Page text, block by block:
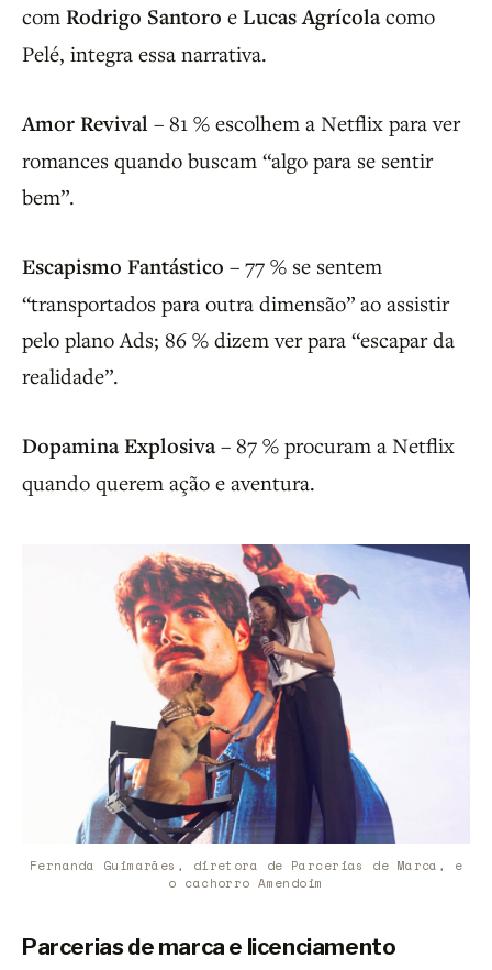
com Rodrigo Santoro e Lucas Agrícolacomo
Pelé, integra essa narrativa.
Amor Revival – 81 % escolhem a Netflix para ver
romances quando buscam “algo para se sentir
bem”.
Escapismo Fantástico – 77 % se sentem
“transportados para outra dimensão” ao assistir
pelo plano Ads; 86 % dizem ver para “escapar da
realidade”.
Dopamina Explosiva– 87 % procuram a Netflix
quando querem ação e aventura.
Fernanda Guimarães, diretora de Parcerias de Marca, e
o cachorro Amendoim
Parcerias de marca e licenciamento